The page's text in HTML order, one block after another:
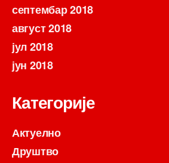
септембар 2018
август 2018
јул 2018
јун 2018
Категорије
Актуелно
Друштво